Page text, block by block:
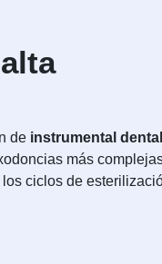
de instrumental dental
más
ciclos de